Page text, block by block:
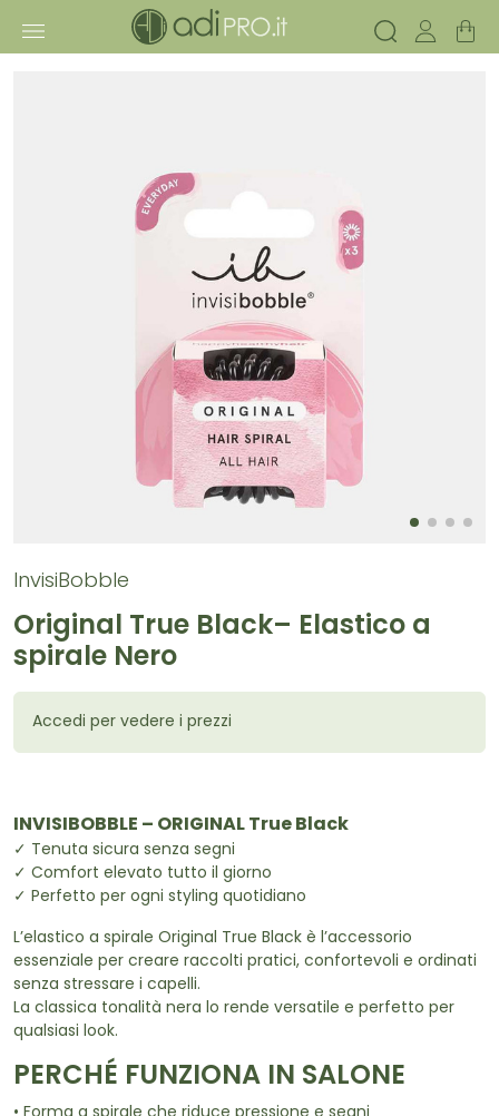
InvisiBobble
Original True Black– Elastico a
spirale Nero
Accedi per vedere i prezzi
INVISIBOBBLE – ORIGINAL True Black
✓ Tenuta sicura senza segni
✓ Comfort elevato tutto il giorno
✓ Perfetto per ogni styling quotidiano
L’elastico a spirale Original True Black è l’accessorio
essenziale per creare raccolti pratici, confortevoli e ordinati
senza stressare i capelli.
La classica tonalità nera lo rende versatile e perfetto per
qualsiasi look.
PERCHÉ FUNZIONA IN SALONE